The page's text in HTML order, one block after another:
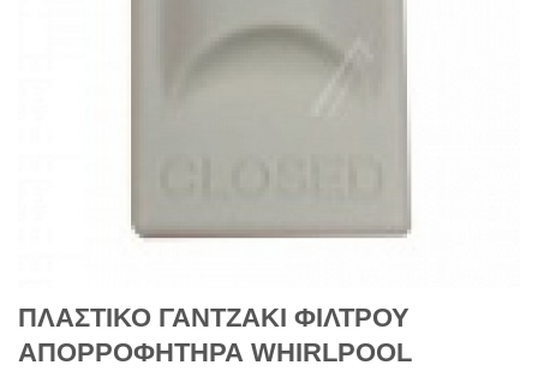
ΠΛΑΣΤΙΚΟ ΓΑΝΤΖΑΚΙ ΦΙΛΤΡΟΥ
ΑΠΟΡΡΟΦΗΤΗΡΑ WHIRLPOOL